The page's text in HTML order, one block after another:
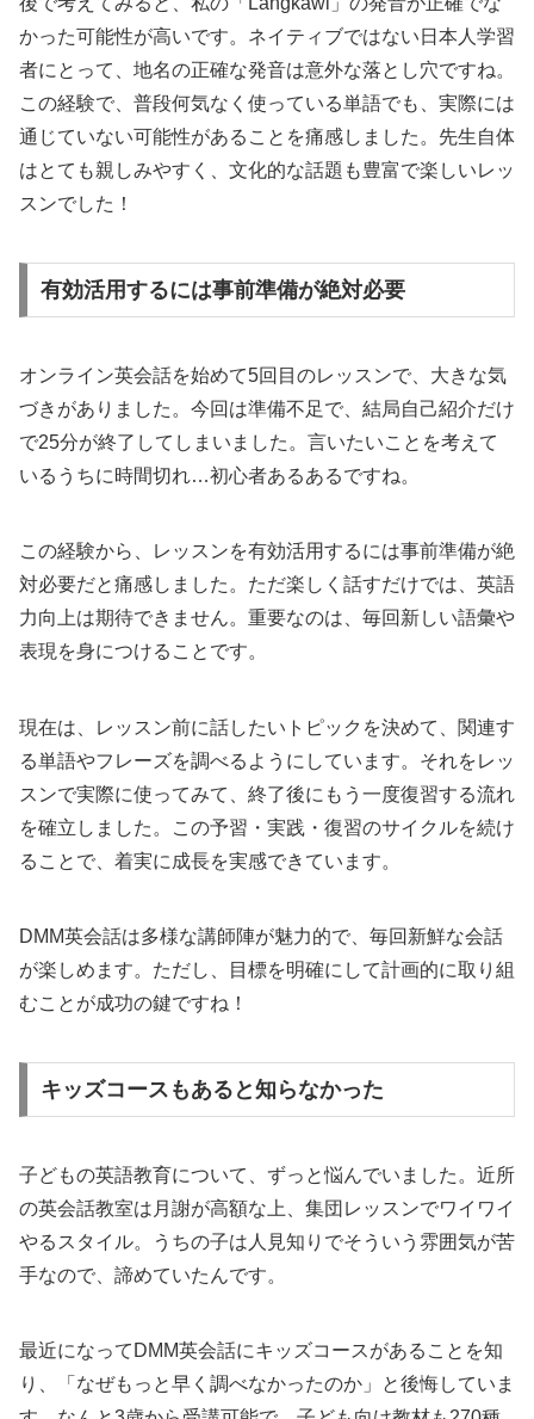
かった可能性が高いです。ネイティブではない日本人学習
者にとって、地名の正確な発音は意外な落とし穴ですね。
この経験で、普段何気なく使っている単語でも、実際には
通じていない可能性があることを痛感しました。先生自体
はとても親しみやすく、文化的な話題も豊富で楽しいレッ
スンでした！
有効活用するには事前準備が絶対必要
オンライン英会話を始めて5回目のレッスンで、大きな気
づきがありました。今回は準備不足で、結局自己紹介だけ
で25分が終了してしまいました。言いたいことを考えて
いるうちに時間切れ…初心者あるあるですね。
この経験から、レッスンを有効活用するには事前準備が絶
対必要だと痛感しました。ただ楽しく話すだけでは、英語
力向上は期待できません。重要なのは、毎回新しい語彙や
表現を身につけることです。
現在は、レッスン前に話したいトピックを決めて、関連す
る単語やフレーズを調べるようにしています。それをレッ
スンで実際に使ってみて、終了後にもう一度復習する流れ
を確立しました。この予習・実践・復習のサイクルを続け
ることで、着実に成長を実感できています。
DMM英会話は多様な講師陣が魅力的で、毎回新鮮な会話
が楽しめます。ただし、目標を明確にして計画的に取り組
むことが成功の鍵ですね！
キッズコースもあると知らなかった
子どもの英語教育について、ずっと悩んでいました。近所
の英会話教室は月謝が高額な上、集団レッスンでワイワイ
やるスタイル。うちの子は人見知りでそういう雰囲気が苦
手なので、諦めていたんです。
最近になってDMM英会話にキッズコースがあることを知
り、「なぜもっと早く調べなかったのか」と後悔していま